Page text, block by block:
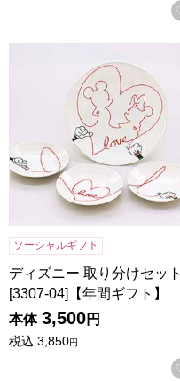
ソーシャルギフト
ディズニー 取り分けセット
[3307-04]【年間ギフト】
本体 3,500円
税込 3,850円